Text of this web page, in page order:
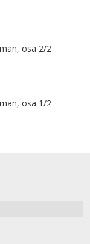
osa 2/2
osa 1/2